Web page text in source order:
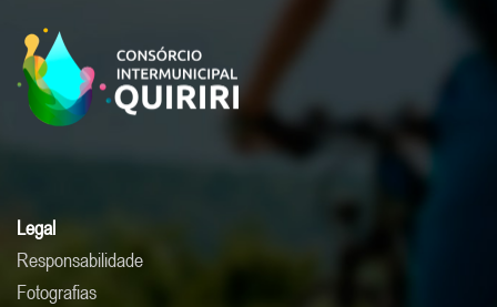
Legal
Responsabilidade
Fotografias